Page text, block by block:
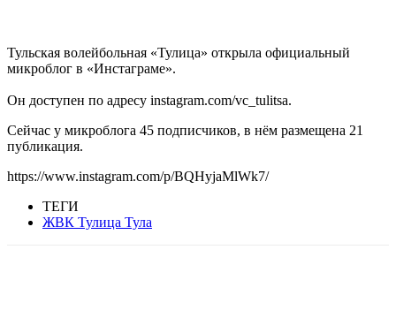
Тульская волейбольная «Тулица» открыла официальный
микроблог в «Инстаграме».
Он доступен по адресу instagram.com/vc_tulitsa.
Сейчас у микроблога 45 подписчиков, в нём размещена 21
публикация.
https://www.instagram.com/p/BQHyjaMlWk7/
ТЕГИ
ЖВК Тулица Тула